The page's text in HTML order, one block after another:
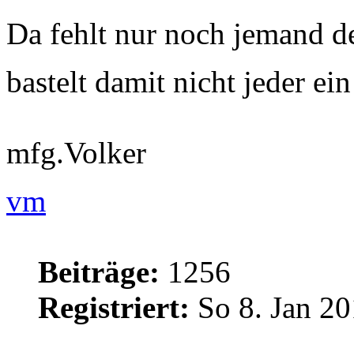
Da fehlt nur noch jemand
bastelt damit nicht jeder
mfg.Volker
vm
Beiträge: 1256
Registriert: So 8. Jan